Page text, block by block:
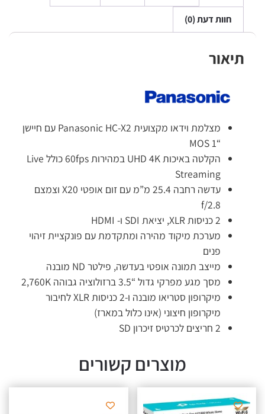
חוות דעת (0)
תיאור
מצלמת וידאו מקצועית Panasonic HC-X2 עם חיישן
“1 MOS
הקלטה באיכות UHD 4K במהירות 60fps כולל Live
Streaming
עדשה רחבה 25.4 מ”מ עם זום אופטי X20 וצמצם
f/2.8
2 כניסות XLR, יציאת SDI ו- HDMI
מערכת מיקוד מהירה ומתקדמת עם פונקציית זיהוי
פנים
מייצב תמונה אופטי בעדשה, פילטר ND מובנה
מסך מגע מפרקי גדול “3.5 ברזולוציה גבוהה 2,760K
מיקרופון סטריאו מובנה ו-2 כניסות XLR לחיבור
מיקרופון חיצוני (אינו כלול במארז)
2 חריצים לכרטיס זיכרון SD
מוצרים קשורים